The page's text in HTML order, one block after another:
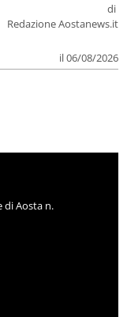
di
Redazione Aostanews.it
il 06/08/2026
di Aosta n.